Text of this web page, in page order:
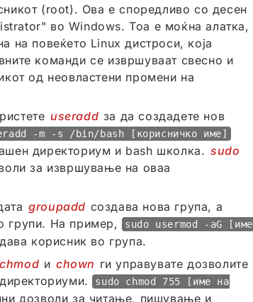
(root). Ова е споредливо со десен
во Windows. Тоа е моќна алатка,
на повеќето Linux дистроси, која
команди се извршуваат свесно и
од неовластени промени на
useradd за да создадете нов
-m -s /bin/bash [корисничко име]
директориум и bash школка. sudo
за извршување на оваа
groupadd создава нова група, а
групи. На пример, sudo usermod -aG [име
корисник во група.
chmod и chown ги управувате дозволите
директориуми. sudo chmod 755 [име на
дозволи за читање, пишување и